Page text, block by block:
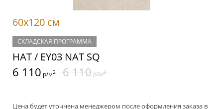
60x120 см
СКЛАДСКАЯ ПРОГРАММА
НАТ / EY03 NAT SQ
6 110 р/м2 6 110р/м2
Цена будет уточнена менеджером после оформления заказа в